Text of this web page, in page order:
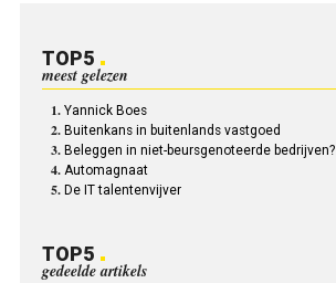
TOP5
meest gelezen
Yannick Boes
Buitenkans in buitenlands vastgoed
Beleggen in niet-beursgenoteerde bedrijven?
Automagnaat
De IT talentenvijver
TOP5
gedeelde artikels